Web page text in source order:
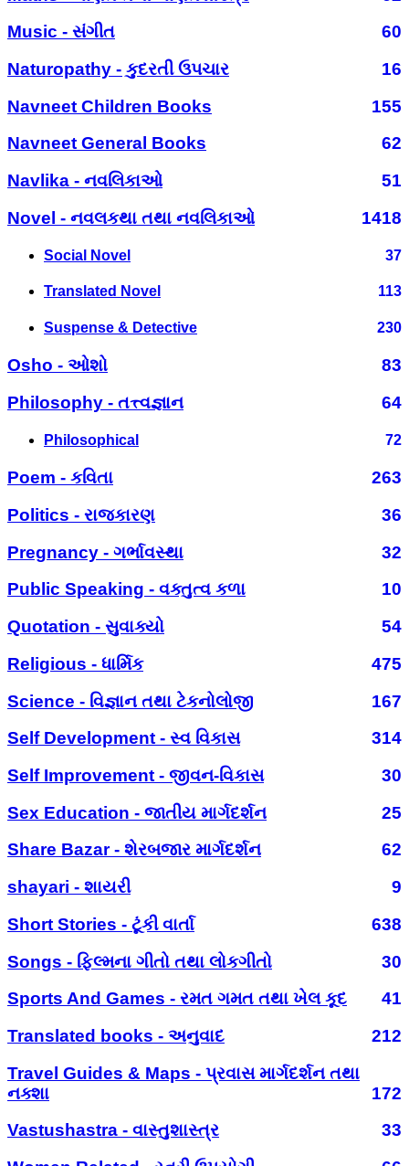
Music - સંગીત
60
Naturopathy - કુદરતી ઉપચાર
16
Navneet Children Books
155
Navneet General Books
62
Navlika - નવલિકાઓ
51
Novel - નવલકથા તથા નવલિકાઓ
1418
Social Novel 37
Translated Novel 113
Suspense & Detective 230
Osho - ઓશો
83
Philosophy - તત્ત્વજ્ઞાન
64
Philosophical 72
Poem - કવિતા
263
Politics - રાજકારણ
36
Pregnancy - ગર્ભાવસ્થા
32
Public Speaking - વક્તુત્વ કળા
10
Quotation - સુવાક્યો
54
Religious - ધાર્મિક
475
Science - વિજ્ઞાન તથા ટેકનોલોજી
167
Self Development - સ્વ વિકાસ
314
Self Improvement - જીવન-વિકાસ
30
Sex Education - જાતીય માર્ગદર્શન
25
Share Bazar - શેરબજાર માર્ગદર્શન
62
shayari - શાયરી
9
Short Stories - ટૂંકી વાર્તા
638
Songs - ફિલ્મના ગીતો તથા લોકગીતો
30
Sports And Games - રમત ગમત તથા ખેલ કૂદ
41
Translated books - અનુવાદ
212
Travel Guides & Maps - પ્રવાસ માર્ગદર્શન તથા
નક્શા
172
Vastushastra - વાસ્તુશાસ્ત્ર
33